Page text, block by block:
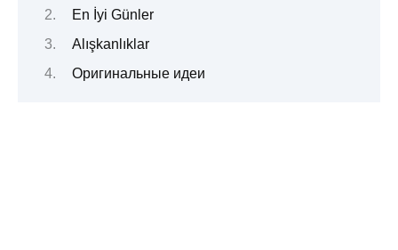
En İyi Günler
Alışkanlıklar
Оригинальные идеи